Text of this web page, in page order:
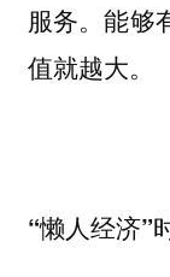
服务。能够
值就越大。
“懒人经济”